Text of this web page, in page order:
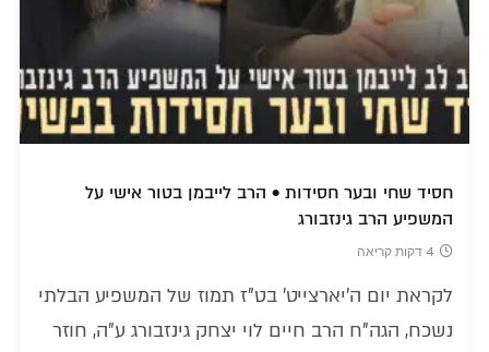
חסיד שחי ובער חסידות • הרב לייבמן בטור אישי על
המשפיע הרב גינזבורג
4 דקות קריאה
לקראת יום ה'יארצייט' בט"ז תמוז של המשפיע הבלתי
נשכח, הגה"ח הרב חיים לוי יצחק גינזבורג ע"ה, חוזר